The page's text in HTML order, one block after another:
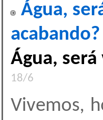
Água,
acabando?
Água,
18/6
Vivemos,